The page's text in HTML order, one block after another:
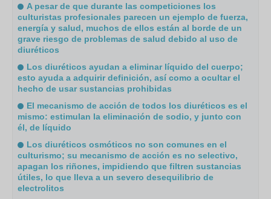
A pesar de que durante las competiciones los
culturistas profesionales parecen un ejemplo de fuerza,
energía y salud, muchos de ellos están al borde de un
grave riesgo de problemas de salud debido al uso de
diuréticos
Los diuréticos ayudan a eliminar líquido del cuerpo;
esto ayuda a adquirir definición, así como a ocultar el
hecho de usar sustancias prohibidas
El mecanismo de acción de todos los diuréticos es el
mismo: estimulan la eliminación de sodio, y junto con
él, de líquido
Los diuréticos osmóticos no son comunes en el
culturismo; su mecanismo de acción es no selectivo,
apagan los riñones, impidiendo que filtren sustancias
útiles, lo que lleva a un severo desequilibrio de
electrolitos